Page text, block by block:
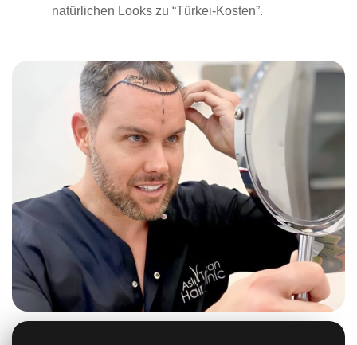
natürlichen Looks zu “Türkei-Kosten”.